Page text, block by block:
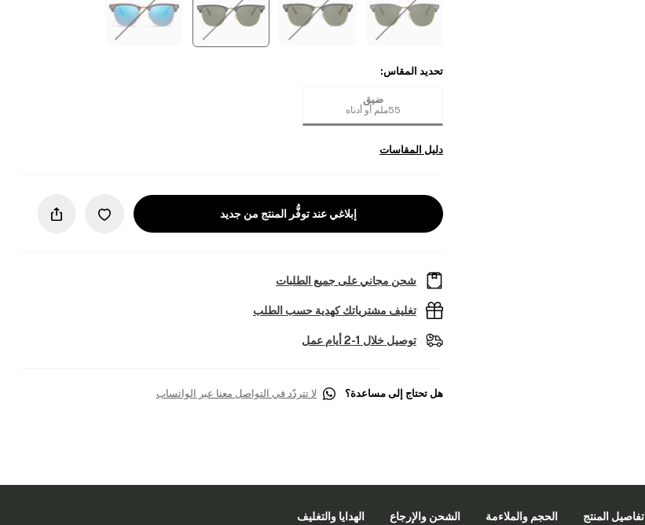
تحديد المقاس:
ضيق
55ملم أو أدناه
دليل المقاسات
إبلاغي عند توفُّر المنتج من جديد
شحن مجاني على جميع الطلبات
تغليف مشترياتك كهدية حسب الطلب
توصيل خلال 1-2 أيام عمل
هل تحتاج إلى مساعدة؟ لا تتردّد في التواصل معنا عبر الواتساب
تفاصيل المنتج الحجم والملاءمة الشحن والإرجاع الهدايا والتغليف